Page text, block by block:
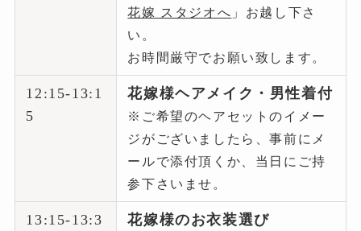
花嫁 スタジオへ 」お越し下さ
い。
お時間厳守でお願い致します。
12:15-13:1
5
花嫁様ヘアメイク・男性着付
※ご希望のヘアセットのイメー
ジがございましたら、事前にメ
ールで添付頂くか、当日にご持
参下さいませ。
13:15-13:3
花嫁様のお衣装選び